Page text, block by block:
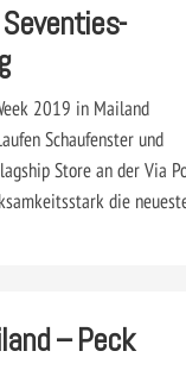
2019 in Mailand
Schaufenster und
Store an der Via
die
– Peck